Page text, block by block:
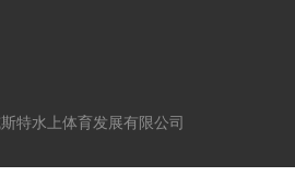
特水上体育发展有限公司